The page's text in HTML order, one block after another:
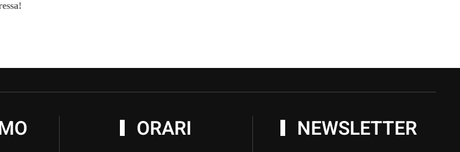
ORARI NEWSLETTER